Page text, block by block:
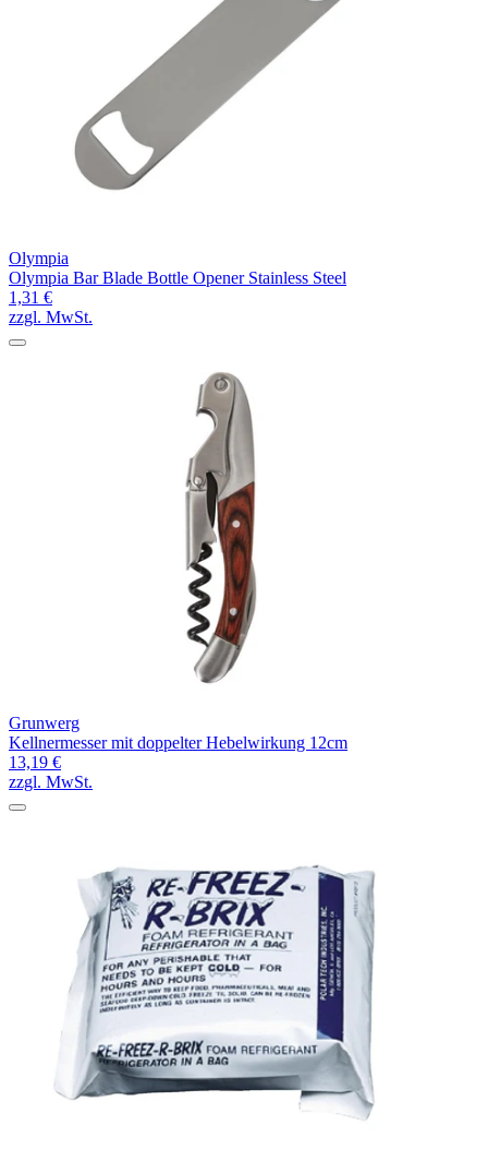
Olympia
Olympia Bar Blade Bottle Opener Stainless Steel
1,31 €
zzgl. MwSt.
Grunwerg
Kellnermesser mit doppelter Hebelwirkung 12cm
13,19 €
zzgl. MwSt.